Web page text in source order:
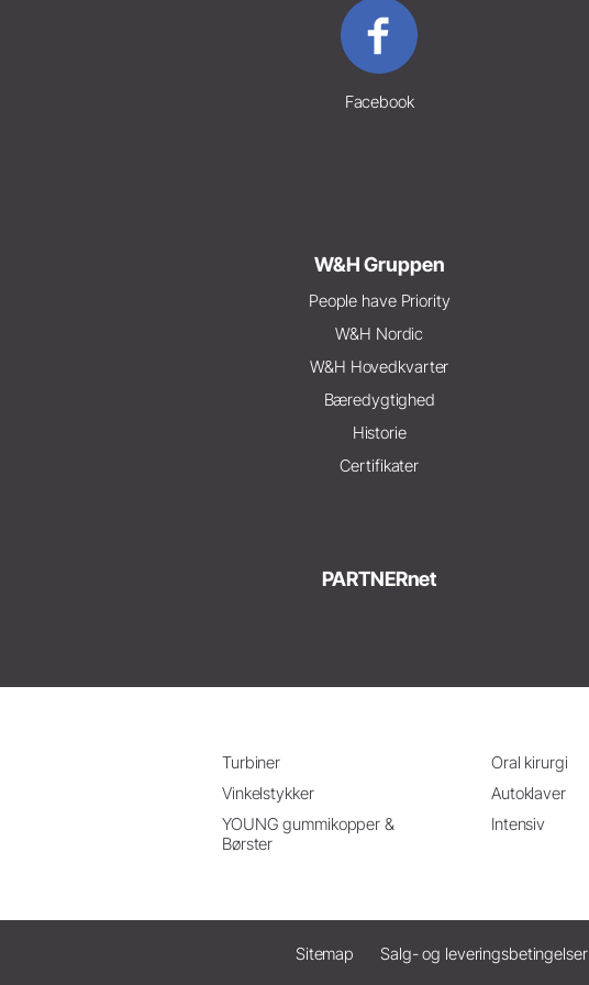
Facebook
W&H Gruppen
People have Priority
W&H Nordic
W&H Hovedkvarter
Bæredygtighed
Historie
Certifikater
PARTNERnet
Turbiner
Vinkelstykker
YOUNG gummikopper &
Børster
Oral kirurgi
Autoklaver
Intensiv
Sitemap Salg- og leveringsbetingelser